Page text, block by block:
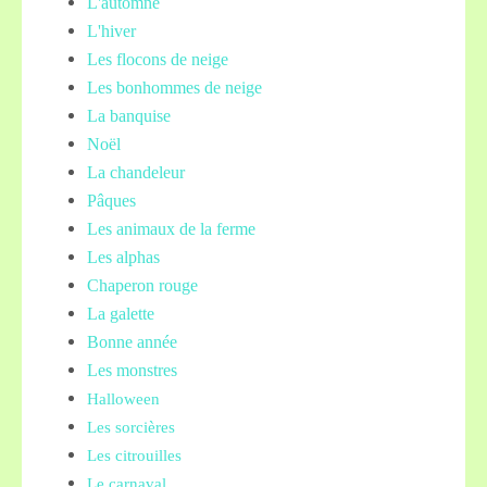
L'hiver
Les flocons de neige
Les bonhommes de neige
La banquise
Noël
La chandeleur
Pâques
Les animaux de la ferme
Les alphas
Chaperon rouge
La galette
Bonne année
Les monstres
Halloween
Les sorcières
Les citrouilles